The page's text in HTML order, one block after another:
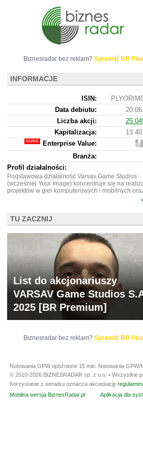
Biznesradar bez reklam? Sprawdź BR Plus
INFORMACJE
ISIN:
Data debiutu:
Liczba akcji:
25
Kapitalizacja:
13
Enterprise Value:
Branża:
Profil działalności:
Podstawowa działalność Varsav Game Studios
(wcześniej Your Image) koncentruje się na
projektów w gier komputerowych i mobilnych
TU ZACZNIJ
List do akcjonariuszy
VARSAV Game Studios
2025 [BR Premium]
Biznesradar bez reklam? Sprawdź BR Plus
Notowania GPW opóźnione 15 min. Notowania GPW/
© 2010-2026 BIZNESRADAR sp. z o.o. • Wszystkie
Korzystanie z serwisu oznacza akceptację
Mobilna wersja BiznesRadar.pl
Aplikacja dla